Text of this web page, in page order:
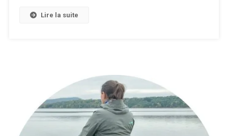
Lire la suite